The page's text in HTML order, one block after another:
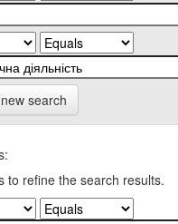
search
to refine the search results.